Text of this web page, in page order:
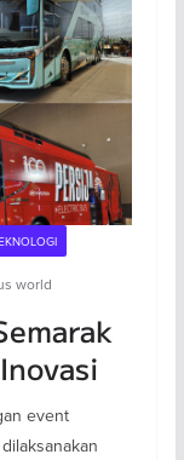
world
event